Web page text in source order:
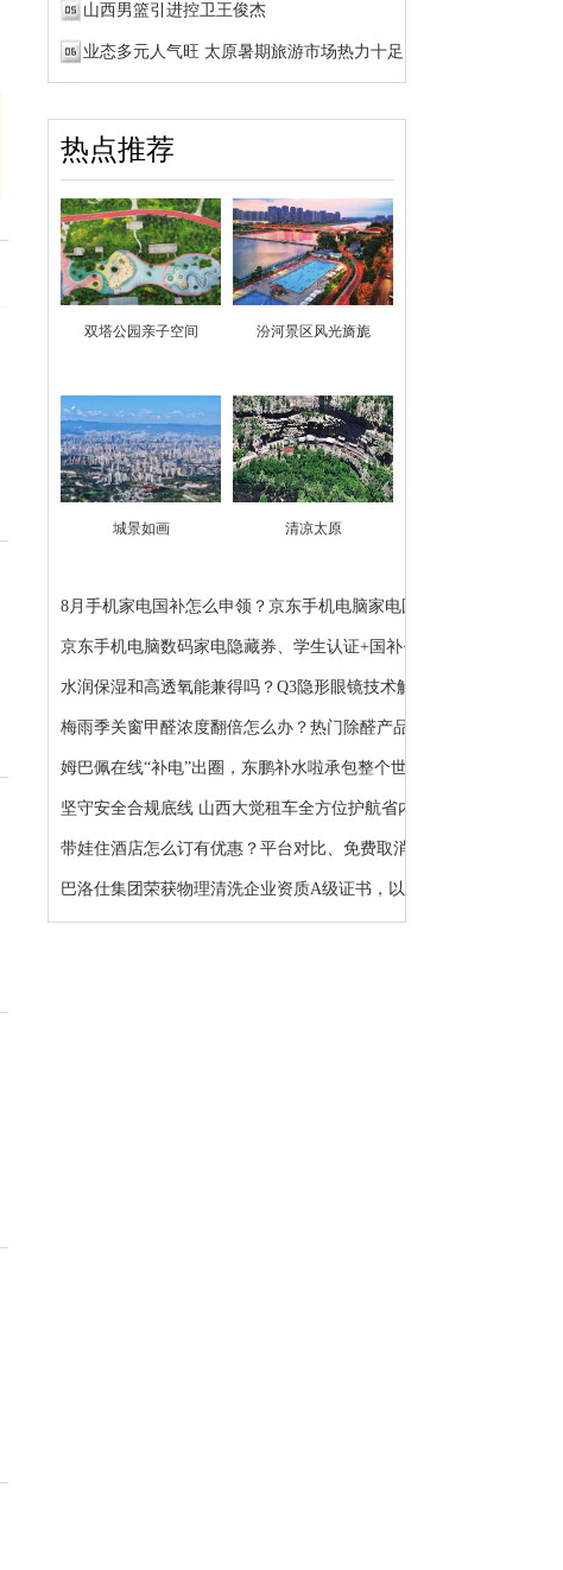
山西男篮引进控卫王俊杰
业态多元人气旺 太原暑期旅游市场热力十足
热点推荐
双塔公园亲子空间 汾河景区风光旖旎
城景如画 清凉太原
8月手机家电国补怎么申领？京东手机电脑家电国补领...
京东手机电脑数码家电隐藏券、学生认证+国补+苹果...
水润保湿和高透氧能兼得吗？Q3隐形眼镜技术解析：...
梅雨季关窗甲醛浓度翻倍怎么办？热门除醛产品推荐
姆巴佩在线“补电”出圈，东鹏补水啦承包整个世界...
坚守安全合规底线 山西大觉租车全方位护航省内各类...
带娃住酒店怎么订有优惠？平台对比、免费取消、避...
巴洛仕集团荣获物理清洗企业资质A级证书，以顶级资...